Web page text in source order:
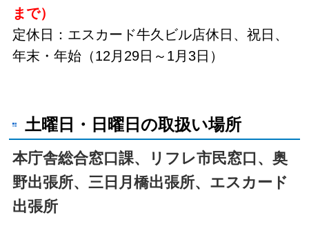
まで）
定休日：エスカード牛久ビル店休日、祝日、
年末・年始（12月29日～1月3日）
土曜日・日曜日の取扱い場所
本庁舎総合窓口課、リフレ市民窓口、奥
野出張所、三日月橋出張所、エスカード
出張所